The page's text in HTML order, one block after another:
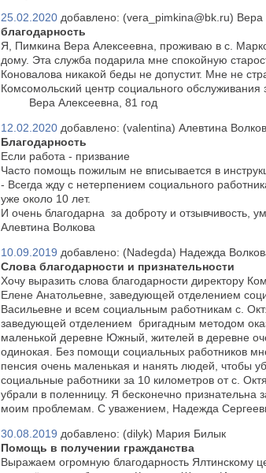
25.02.2020 добавлено: (vera_pimkina@bk.ru)
благодарность
Я, Пимкина Вера Алексеевна, проживаю в с.
дому. Эта служба подарила мне спокойную
Коновалова никакой беды не допустит. Мне не
Комсомольский центр социального обслуживания
Вера Алексеевна, 81 год
12.02.2020 добавлено: (valentina) Алевтина
Благодарность
Если работа -­ призвание
Часто помощь пожилым не вписывается в
- Всегда жду с нетерпением социального
уже около 10 лет.
И очень благодарна за доброту и отзывчивость,
Алевтина Волкова
10.09.2019 добавлено: (Nadegda) Надежда
Слова благодарности и признательности
Хочу выразить слова благодарности директору
Елене Анатольевне, заведующей отделением
Васильевне и всем социальным работникам с.
заведующей отделением бригадным методом
маленькой деревне Южный, жителей в деревне
одинокая. Без помощи социальных работников
пенсия очень маленькая и нанять людей, чтобы
социальные работники за 10 километров от с.
убрали в поленницу. Я бесконечно признательна
моим проблемам. С уважением, Надежда
30.08.2019 добавлено: (dilyk) Мария Билык
Помощь в получении гражданства
Выражаем огромную благодарность Ялтинскому